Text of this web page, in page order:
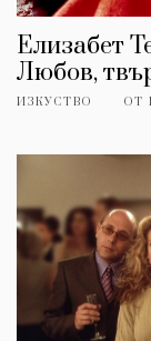
Елизабет
Любов,
ИЗКУСТВО ОТ